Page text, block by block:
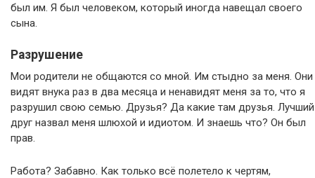
был им. Я был человеком, который иногда навещал своего
сына.
Разрушение
Мои родители не общаются со мной. Им стыдно за меня. Они
видят внука раз в два месяца и ненавидят меня за то, что я
разрушил свою семью. Друзья? Да какие там друзья. Лучший
друг назвал меня шлюхой и идиотом. И знаешь что? Он был
прав.
Работа? Забавно. Как только всё полетело к чертям,